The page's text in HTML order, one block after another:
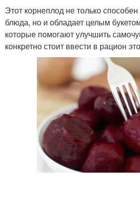
Этот корнеплод не только
блюда, но и обладает целым
которые помогают улучшить
конкретно стоит ввести в рацион